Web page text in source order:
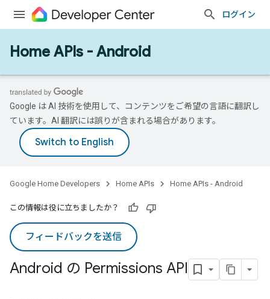
ログイン
Home APIs - Android
Google は AI 技術を使用して、コンテンツをご希望の言語に翻訳し
ています。AI 翻訳には誤りが含まれる場合があります。
Google Home Developers Home APIs Home APIs - Android
この情報は役に立ちましたか？
フィードバックを送信
Android の Permissions API